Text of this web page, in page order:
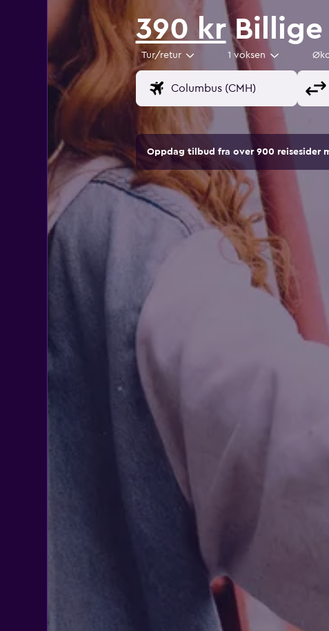
390 krBillige
Tur/retur 1 voksen
Oppdag tilbud fra over 900 reisesider